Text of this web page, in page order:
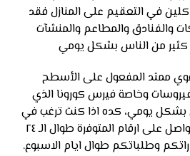
في التعقيم على المنازل فقد
والفنادق والمطاعم والمنشآت
كثير من الناس بشكل يومي
ممتد المفعول على الأسطح
وخاصة فيرس كورونا الذي
بشكل يومي، كده اذا كنت ترغب في
التواصل معنا فيمكنك التواصل على ارقام المتوفرة طوال الـ ٢٤
وطلباتكم طوال ايام الاسبوع.